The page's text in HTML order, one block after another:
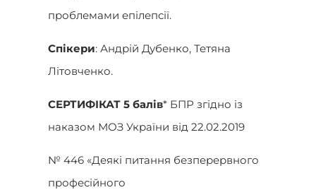
проблемами епілепсії.
Спікери: Андрій Дубенко, Тетяна
Літовченко.
СЕРТИФІКАТ 5 балів* БПР згідно із
наказом МОЗ України від 22.02.2019
№ 446 «Деякі питання безперервного
професійного